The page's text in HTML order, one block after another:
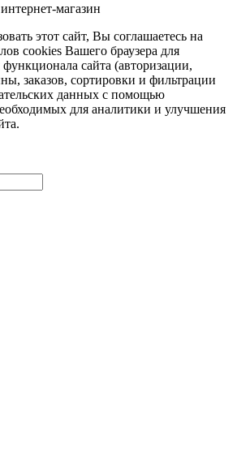
магазин
этот сайт, Вы соглашаетесь на
cookies Вашего браузера для
сайта (авторизации,
заказов, сортировки и фильтрации
данных с помощью
для аналитики и улучшения